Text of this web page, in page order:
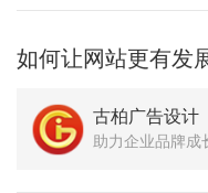
如何让网站更有发
古柏广告设计
助力企业品牌成